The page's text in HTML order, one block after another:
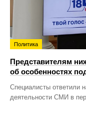
Политика
Представителям
об особенностях
Специалисты ответили
деятельности СМИ в